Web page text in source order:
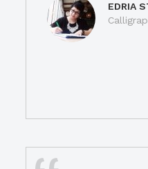
EDRIA